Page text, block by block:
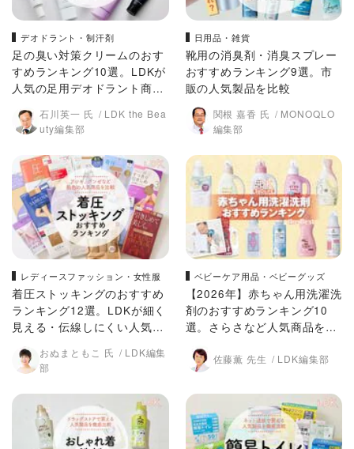
デオドラント・制汗剤
足の臭い対策クリームのおす
すめランキング10選。LDKが
人気の足用デオドラント商品
石川英一 氏
LDK the Bea
uty編集部
日用品・雑貨
靴用の消臭剤・消臭スプレー
おすすめランキング9選。市
販の人気製品を比較
関根 嘉香 氏
MONOQLO
編集部
レディースファッション・女性服
着圧ストッキングのおすすめ
ランキング12選。LDKが細く
見える・伝線しにくい人気商
おぬまともこ 氏
LDK編集
部
ベビーケア用品・ベビーグッズ
【2026年】赤ちゃん用洗濯洗
剤のおすすめランキング10
選。さらさなど人気商品をLD
佐藤薫 先生 LDK編集部